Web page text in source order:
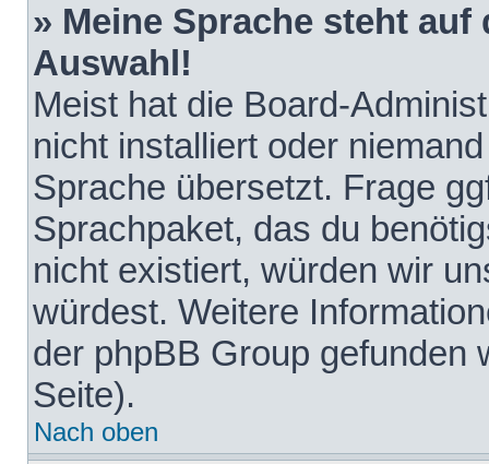
» Meine Sprache steht
Auswahl!
Meist hat die Board-
nicht installiert oder
Sprache übersetzt. Frage
Sprachpaket, das du
nicht existiert, würden wir
würdest. Weitere
der phpBB Group gefunden
Seite).
Nach oben